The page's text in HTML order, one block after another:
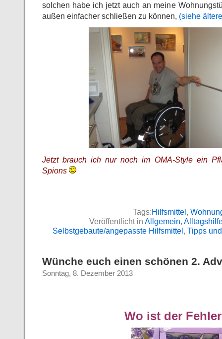
solchen habe ich jetzt auch an meine
außen einfacher schließen zu können, (siehe
Jetzt brauch ich nur noch im OMA-Style ein
Spions
Tags:Hilfsmittel,
Veröffentlicht in Allgemein,
Selbstgebaute/angepasste Hilfsmittel, Tipps
Wünche euch einen schönen 2.
Sonntag, 8. Dezember 2013
Wo ist der